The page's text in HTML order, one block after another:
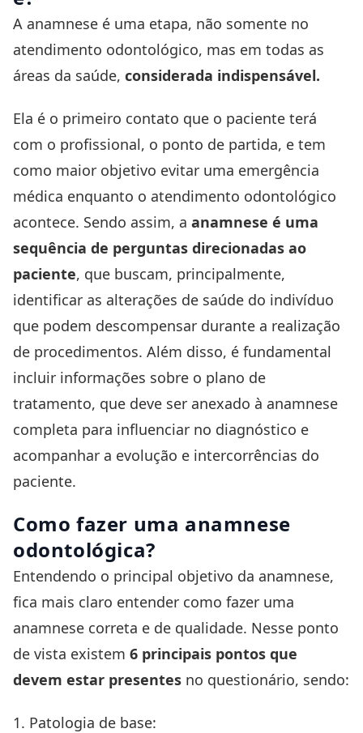
A anamnese é uma etapa, não somente no
atendimento odontológico, mas em todas as
áreas da saúde, considerada indispensável.
Ela é o primeiro contato que o paciente terá
com o profissional, o ponto de partida, e tem
como maior objetivo evitar uma emergência
médica enquanto o atendimento odontológico
acontece. Sendo assim, a anamnese é uma
sequência de perguntas direcionadas ao
paciente, que buscam, principalmente,
identificar as alterações de saúde do indivíduo
que podem descompensar durante a realização
de procedimentos. Além disso, é fundamental
incluir informações sobre o plano de
tratamento, que deve ser anexado à anamnese
completa para influenciar no diagnóstico e
acompanhar a evolução e intercorrências do
paciente.
Como fazer uma anamnese
odontológica?
Entendendo o principal objetivo da anamnese,
fica mais claro entender como fazer uma
anamnese correta e de qualidade. Nesse ponto
de vista existem 6 principais pontos que
devem estar presentes no questionário, sendo:
1. Patologia de base: